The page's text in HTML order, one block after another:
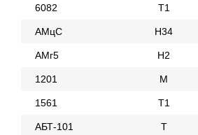
6082 Т1
АМцС Н34
АМг5 Н2
1201 М
1561 Т1
АБТ-101 Т